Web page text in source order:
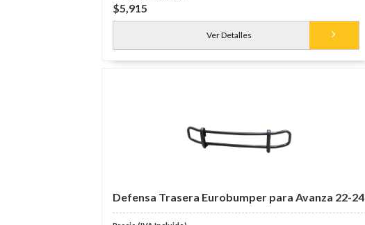
$5,915
Ver Detalles
Defensa Trasera Eurobumper para Avanza 22-24